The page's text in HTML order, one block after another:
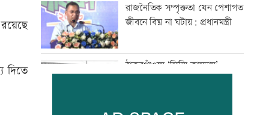
দিতে
রাজনৈতিক সম্পৃক্ততা যেন পেশাগত
জীবনে বিঘ্ন না ঘটায়: প্রধানমন্ত্রী
ঠাকুরগাঁওয়ে ‘ফিল্মি কায়দায়’